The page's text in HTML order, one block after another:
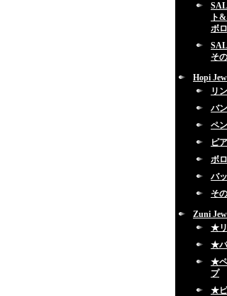
ト
ボ
そ
Hopi
リ
バ
ペ
ピ
ボ
バ
そ
Zuni
★
★バ
★ペ
プ
★ピ